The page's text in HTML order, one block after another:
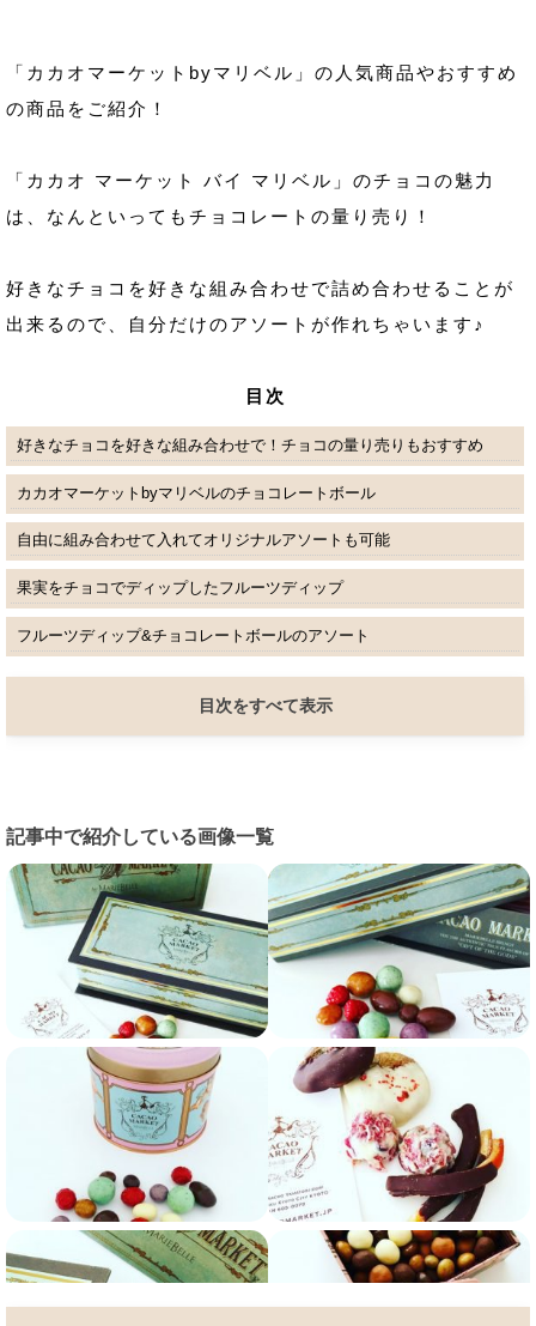
「カカオマーケットbyマリベル」の人気商品やおすすめ
の商品をご紹介！
「カカオ マーケット バイ マリベル」のチョコの魅力
は、なんといってもチョコレートの量り売り！
好きなチョコを好きな組み合わせで詰め合わせることが
出来るので、自分だけのアソートが作れちゃいます♪
目次
好きなチョコを好きな組み合わせで！チョコの量り売りもおすすめ
カカオマーケットbyマリベルのチョコレートボール
自由に組み合わせて入れてオリジナルアソートも可能
果実をチョコでディップしたフルーツディップ
フルーツディップ&チョコレートボールのアソート
目次をすべて表示
記事中で紹介している画像一覧